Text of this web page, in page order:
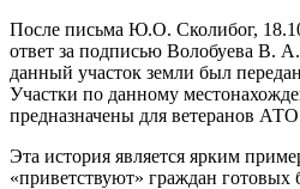
После письма Ю.О. Сколибог,
ответ за подписью Волобуева В. А.
данный участок земли был
Участки по данному
предназначены для ветеранов
Эта история является ярким
«приветствуют» граждан готовых